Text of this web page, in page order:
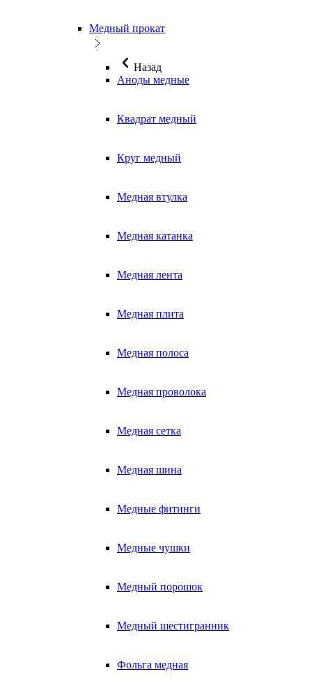
Медный прокат
Назад
Аноды медные
Квадрат медный
Круг медный
Медная втулка
Медная катанка
Медная лента
Медная плита
Медная полоса
Медная проволока
Медная сетка
Медная шина
Медные фитинги
Медные чушки
Медный порошок
Медный шестигранник
Фольга медная